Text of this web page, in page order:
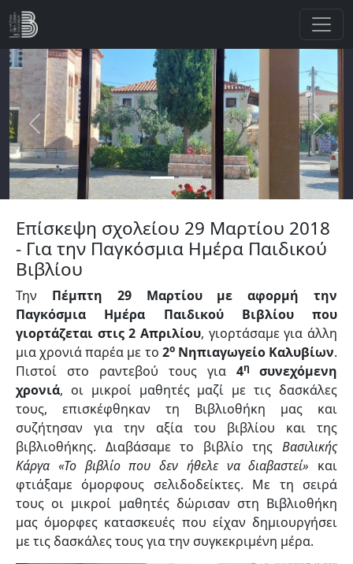
Παράκαμψη προς το κυρίως περιεχόμενο
Previous Next
Επίσκεψη σχολείου 29 Μαρτίου 2018
- Για την Παγκόσμια Ημέρα Παιδικού
Βιβλίου
Την Πέμπτη 29 Μαρτίου με αφορμή την
Παγκόσμια Ημέρα Παιδικού Βιβλίου που
γιορτάζεται στις 2 Απριλίου, γιορτάσαμε για άλλη
μια χρονιά παρέα με το 2οΝηπιαγωγείο Καλυβίων.
Πιστοί στο ραντεβού τους για 4η συνεχόμενη
χρονιά, οι μικροί μαθητές μαζί με τις δασκάλες
τους, επισκέφθηκαν τη Βιβλιοθήκη μας και
συζήτησαν για την αξία του βιβλίου και της
βιβλιοθήκης. Διαβάσαμε το βιβλίο της Βασιλικής
Κάργα «Το βιβλίο που δεν ήθελε να διαβαστεί» και
φτιάξαμε όμορφους σελιδοδείκτες. Με τη σειρά
τους οι μικροί μαθητές δώρισαν στη Βιβλιοθήκη
μας όμορφες κατασκευές που είχαν δημιουργήσει
με τις δασκάλες τους για την συγκεκριμένη μέρα.